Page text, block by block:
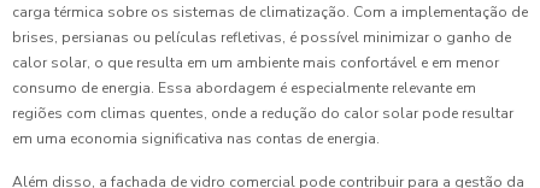
carga térmica sobre os sistemas de climatização. Com a implementação de
brises, persianas ou películas refletivas, é possível minimizar o ganho de
calor solar, o que resulta em um ambiente mais confortável e em menor
consumo de energia. Essa abordagem é especialmente relevante em
regiões com climas quentes, onde a redução do calor solar pode resultar
em uma economia significativa nas contas de energia.
Além disso, a fachada de vidro comercial pode contribuir para a gestão da